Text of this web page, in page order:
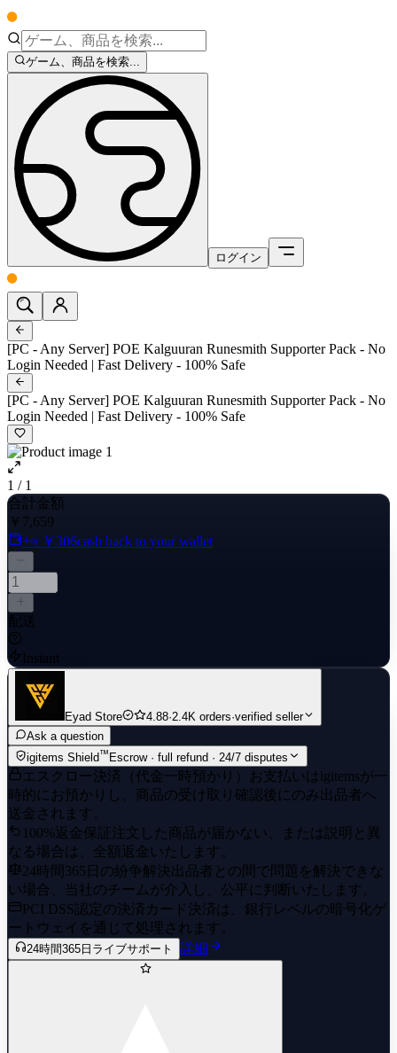
ゲーム、商品を検索...
ログイン
[PC - Any Server] POE Kalguuran Runesmith Supporter Pack - No
Login Needed | Fast Delivery - 100% Safe
[PC - Any Server] POE Kalguuran Runesmith Supporter Pack - No
Login Needed | Fast Delivery - 100% Safe
1 / 1
合計金額
￥7,659
+≈ ￥306cash back to your wallet
配送
Instant
Eyad Store 4.88·2.4K orders·verified seller
Ask a question
igitems Shield™ Escrow · full refund · 24/7 disputes
エスクロー決済（代金一時預かり）
お支払いはigitemsが一
時的にお預かりし、商品の受け取り確認後にのみ出品者へ
送金されます。
100%返金保証 注文した商品が届かない、または説明と異
なる場合は、全額返金いたします。
24時間365日の紛争解決出品者との間で問題を解決できな
い場合、当社のチームが介入し、公平に判断いたします。
PCI DSS認定の決済 カード決済は、銀行レベルの暗号化ゲ
ートウェイを通じて処理されます。
24時間365日ライブサポート 詳細